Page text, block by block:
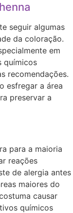
seguir algumas
da coloração.
em
químicos
recomendações.
esfregar a área
preservar a
para a maioria
reações
de alergia antes
maiores do
causar
químicos